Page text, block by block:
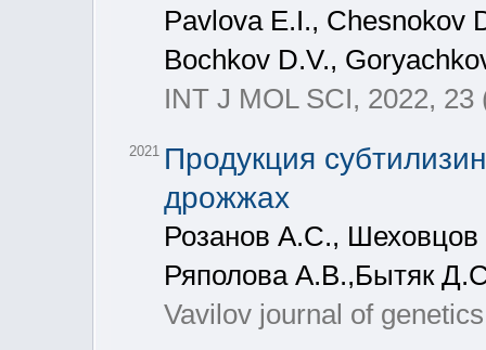
Pavlova E.I., Chesnokov
Bochkov D.V.,
INT J MOL SCI, 2022, 23
2021 Продукция
дрожжах
Розанов А.С.,
Ряполова А.В.,Бытяк
Vavilov journal of